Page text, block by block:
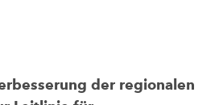
der regionalen